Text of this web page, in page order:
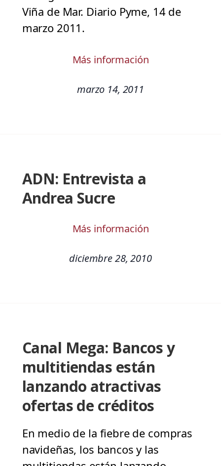
Viña de Mar. Diario Pyme, 14 de
marzo 2011.
Más información
marzo 14, 2011
ADN: Entrevista a
Andrea Sucre
Más información
diciembre 28, 2010
Canal Mega: Bancos y
multitiendas están
lanzando atractivas
ofertas de créditos
En medio de la fiebre de compras
navideñas, los bancos y las